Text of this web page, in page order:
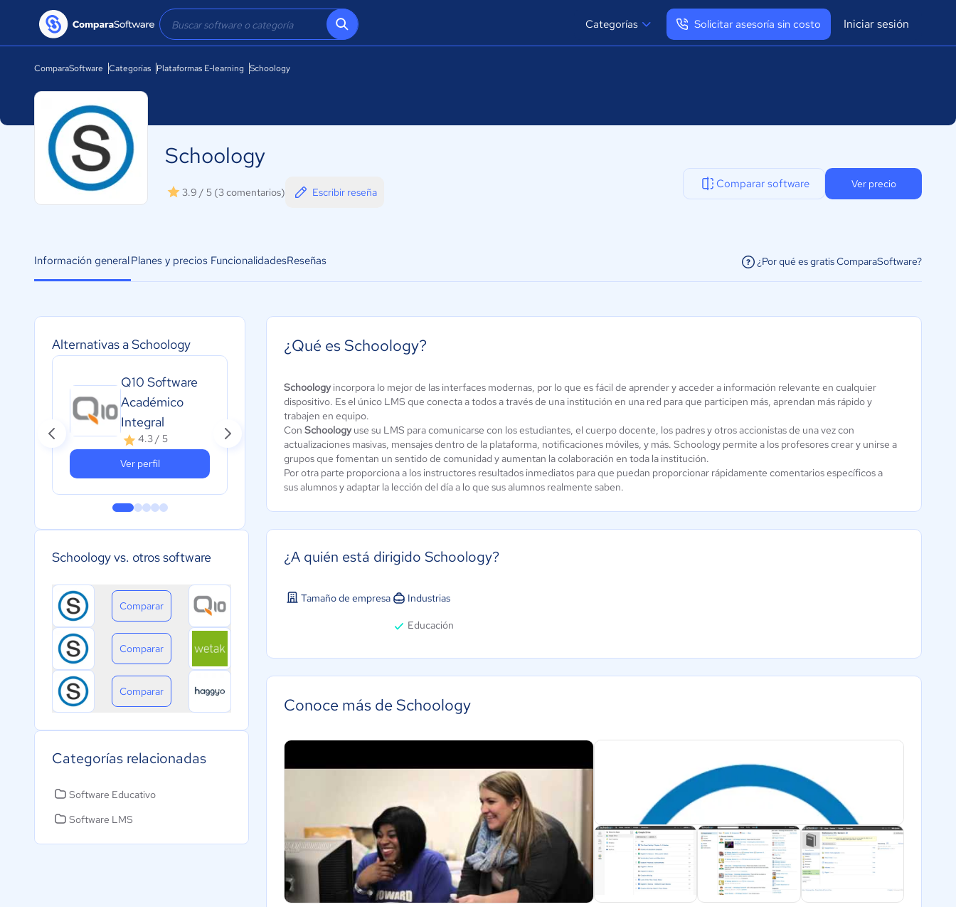
Categorías Solicitar asesoría sin costo Iniciar sesión
ComparaSoftware Categorías Plataformas E-learning Schoology
Schoology
3.9 / 5 (3 comentarios) Escribir reseña
Comparar software Ver precio
Información generalPlanes y precios FuncionalidadesReseñas ¿Por qué es gratis ComparaSoftware?
Alternativas a Schoology
Q10 Software
Académico
Integral
4.3 / 5
Ver perfil
Plataforma de
formación
online
Aún sin
calificación
Haggyo
calificación
evolCampus E-
Learning
4.3 / 5
Plataforma de
formación
online
Aún sin
Schoology vs. otros software
Comparar
Comparar
Comparar
Categorías relacionadas
Software Educativo
Software LMS
¿Qué es Schoology?
Schoology incorpora lo mejor de las interfaces modernas, por lo que es fácil de aprender y acceder a información relevante en cualquier
dispositivo. Es el único LMS que conecta a todos a través de una institución en una red para que participen más, aprendan más rápido y
trabajen en equipo.
Con Schoology use su LMS para comunicarse con los estudiantes, el cuerpo docente, los padres y otros accionistas de una vez con
actualizaciones masivas, mensajes dentro de la plataforma, notificaciones móviles, y más. Schoology permite a los profesores crear y unirse a
grupos que fomentan un sentido de comunidad y aumentan la colaboración en toda la institución.
Por otra parte proporciona a los instructores resultados inmediatos para que puedan proporcionar rápidamente comentarios específicos a
sus alumnos y adaptar la lección del día a lo que sus alumnos realmente saben.
¿A quién está dirigido Schoology?
Tamaño de empresa Industrias
Educación
Conoce más de Schoology